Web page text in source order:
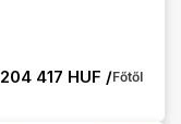
204 417 HUF /Főtől